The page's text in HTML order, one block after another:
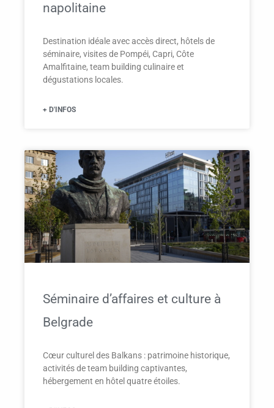
napolitaine
Destination idéale avec accès direct, hôtels de
séminaire, visites de Pompéi, Capri, Côte
Amalfitaine, team building culinaire et
dégustations locales.
+ D'INFOS
Séminaire d’affaires et culture à
Belgrade
Cœur culturel des Balkans : patrimoine historique,
activités de team building captivantes,
hébergement en hôtel quatre étoiles.